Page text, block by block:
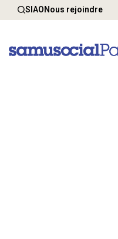
SIAONous rejoindre